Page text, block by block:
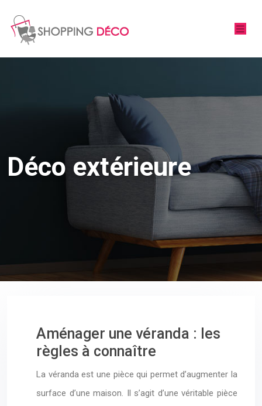
Déco extérieure
Aménager une véranda : les
règles à connaître
La véranda est une pièce qui permet d’augmenter la
surface d’une maison. Il s’agit d’une véritable pièce